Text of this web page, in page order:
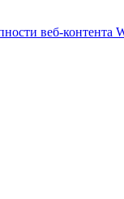
веб-контента